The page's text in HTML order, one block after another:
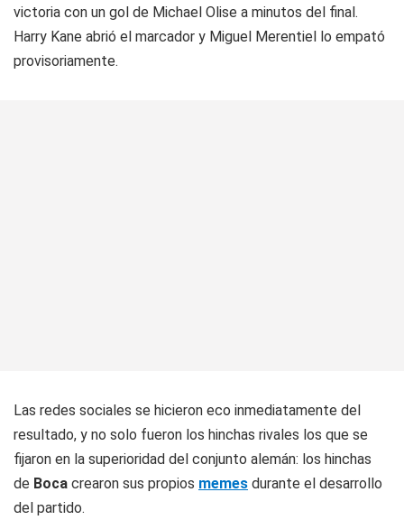
victoria con un gol de Michael Olise a minutos del final.
Harry Kane abrió el marcador y Miguel Merentiel lo empató
provisoriamente.
Las redes sociales se hicieron eco inmediatamente del
resultado, y no solo fueron los hinchas rivales los que se
fijaron en la superioridad del conjunto alemán: los hinchas
de Boca crearon sus propios memes durante el desarrollo
del partido.